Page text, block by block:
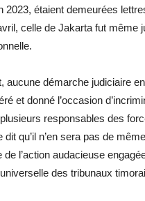
2023, étaient demeurées
celle de Jakarta fut même
aucune démarche judiciaire
et donné l’occasion
responsables des
dit qu’il n’en sera pas de
de l’action audacieuse
des tribunaux